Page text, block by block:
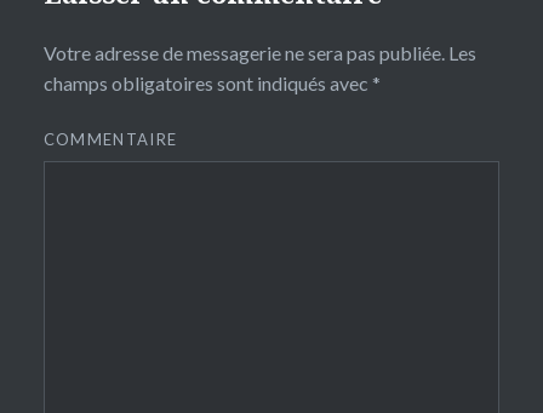
Votre adresse de messagerie ne sera pas publiée.Les
champs obligatoires sont indiqués avec *
COMMENTAIRE